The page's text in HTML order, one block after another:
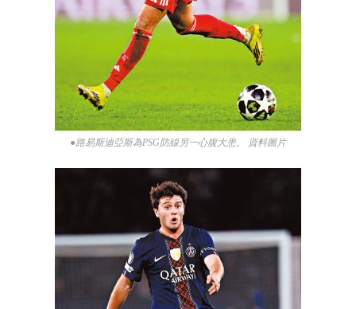
●路易斯迪亞斯為PSG防線另一心腹大患。 資料圖片